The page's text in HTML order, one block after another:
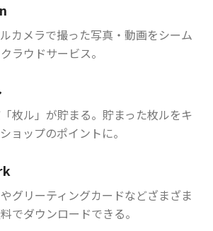
カメラで撮った写真・動画をシーム
ラウドサービス。
枚ル」が貯まる。貯まった枚ルをキ
ョップのポイントに。
グリーティングカードなどざまざま
でダウンロードできる。